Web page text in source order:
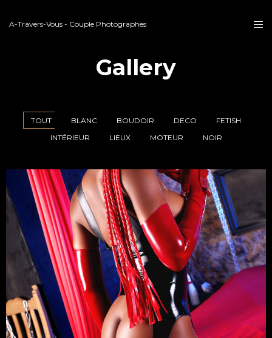
A-Travers-Vous - Couple Photographes
Gallery
TOUT BLANC BOUDOIR DECO
FETISH
INTÉRIEUR
LIEUX MOTEUR NOIR